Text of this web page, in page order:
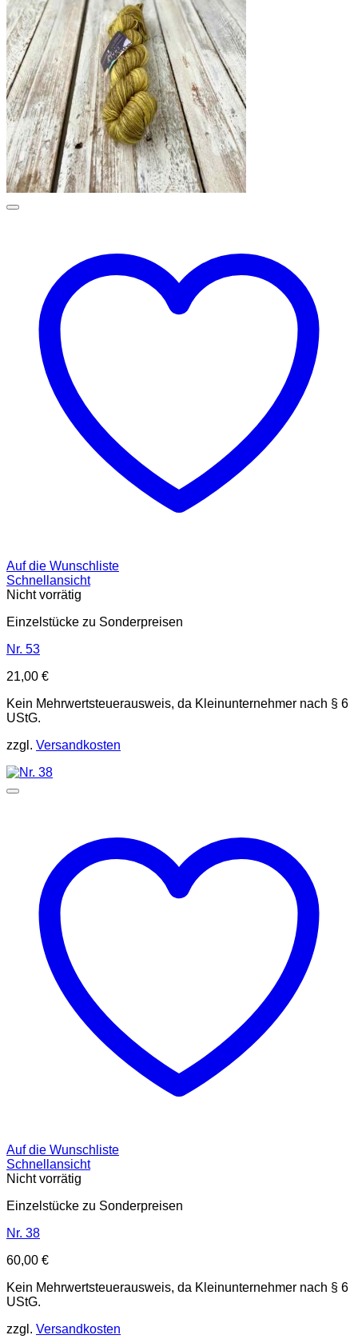
Auf die Wunschliste
Schnellansicht
Nicht vorrätig
Einzelstücke zu Sonderpreisen
Nr. 53
21,00 €
Kein Mehrwertsteuerausweis, da Kleinunternehmer nach § 6
UStG.
zzgl. Versandkosten
Auf die Wunschliste
Schnellansicht
Nicht vorrätig
Einzelstücke zu Sonderpreisen
Nr. 38
60,00 €
Kein Mehrwertsteuerausweis, da Kleinunternehmer nach § 6
UStG.
zzgl. Versandkosten